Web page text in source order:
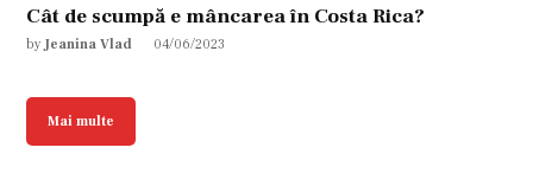
Cât de scumpă e mâncarea în Costa Rica?
by Jeanina Vlad 04/06/2023
Mai multe